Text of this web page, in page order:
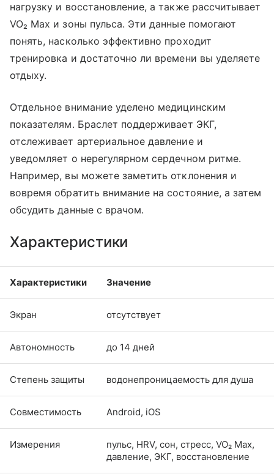
нагрузку и восстановление, а также рассчитывает
VO₂ Max и зоны пульса. Эти данные помогают
понять, насколько эффективно проходит
тренировка и достаточно ли времени вы уделяете
отдыху.
Отдельное внимание уделено медицинским
показателям. Браслет поддерживает ЭКГ,
отслеживает артериальное давление и
уведомляет о нерегулярном сердечном ритме.
Например, вы можете заметить отклонения и
вовремя обратить внимание на состояние, а затем
обсудить данные с врачом.
Характеристики
Характеристики Значение
Экран отсутствует
Автономность до 14 дней
Степень защиты водонепроницаемость для душа
Совместимость Android, iOS
Измерения
пульс, HRV, сон, стресс, VO₂ Max,
давление, ЭКГ, восстановление